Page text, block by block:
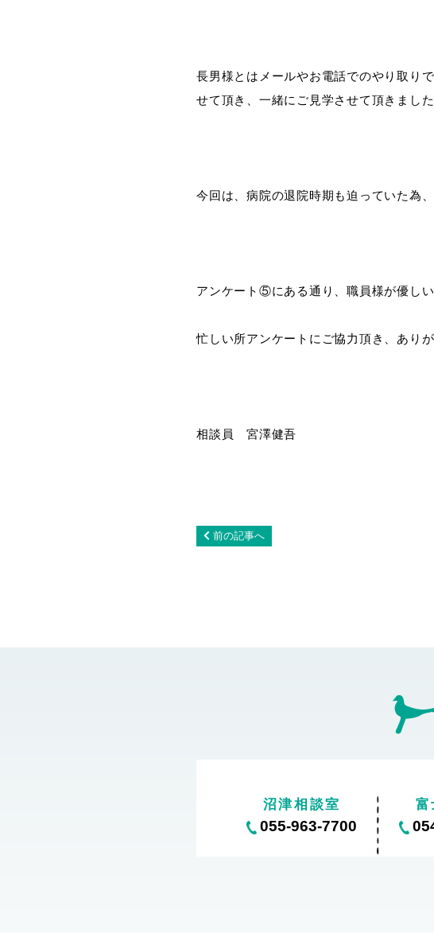
長男様とはメールやお電話でのやり取り
せて頂き、一緒にご見学させて頂きました
今回は、病院の退院時期も迫っていた為
アンケート⑤にある通り、職員様が優し
忙しい所アンケートにご協力頂き、あり
相談員 宮澤健吾
前の記事へ
沼津相談室
055-963-7700
富